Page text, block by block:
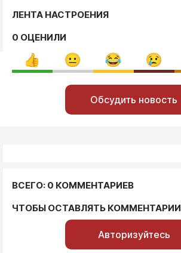
ЛЕНТА НАСТРОЕНИЯ
0 ОЦЕНИЛИ
Обсудить новость
ВСЕГО: 0 КОММЕНТАРИЕВ
ЧТОБЫ ОСТАВЛЯТЬ КОММЕНТАРИИ
Авторизуйтесь